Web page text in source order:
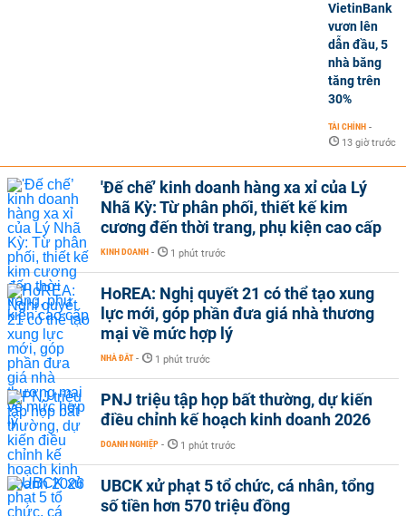
VietinBank
vươn lên
dẫn đầu, 5
nhà băng
tăng trên
30%
TÀI CHÍNH -
13 giờ trước
'Đế chế’ kinh doanh hàng xa xỉ của Lý
Nhã Kỳ: Từ phân phối, thiết kế kim
cương đến thời trang, phụ kiện cao cấp
KINH DOANH - 1 phút trước
HoREA: Nghị quyết 21 có thể tạo xung
lực mới, góp phần đưa giá nhà thương
mại về mức hợp lý
NHÀ ĐẤT - 1 phút trước
PNJ triệu tập họp bất thường, dự kiến
điều chỉnh kế hoạch kinh doanh 2026
DOANH NGHIỆP - 1 phút trước
UBCK xử phạt 5 tổ chức, cá nhân, tổng
số tiền hơn 570 triệu đồng